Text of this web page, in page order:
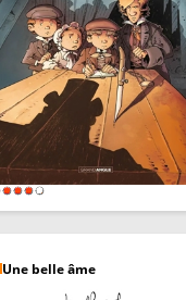
Une belle âme